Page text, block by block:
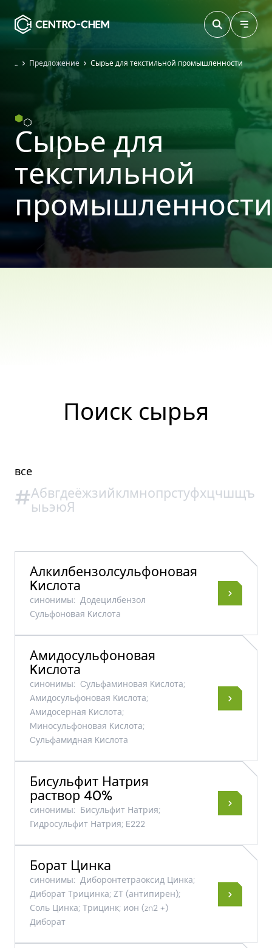
Przejdź do treści
ГлавнаяПредложение Сырье для текстильной промышленности
Сырье для
текстильной
промышленности
Поиск сырья
все
#Абвгдеёжзийклмнопрстуфхцчшщъ
ыьэюЯ
Алкилбензолсульфоновая
Kислота
синонимы: Додецилбензол
Сульфоновая Kислота
Амидосульфоновая
Kислота
синонимы: Cульфаминовая Kислота;
Aмидосульфоновая Kислота;
Aмидосерная Kислота;
Mиносульфоновая Kислота;
Cульфамидная Kислота
Бисульфит Натрия
раствор 40%
синонимы: Бисульфит Натрия;
Гидросульфит Натрия; E222
Борат Цинка
синонимы: Диборонтетраоксид Цинка;
Диборат Tрицинка; ZT (антипирен);
Соль Цинка; Tрицинк; ион (zn2 +)
Диборат